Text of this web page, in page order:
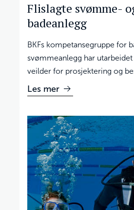
Flislagte svømme-
badeanlegg
BKFs kompetansegruppe for
svømmeanlegg har
veilder for prosjektering og
Les mer